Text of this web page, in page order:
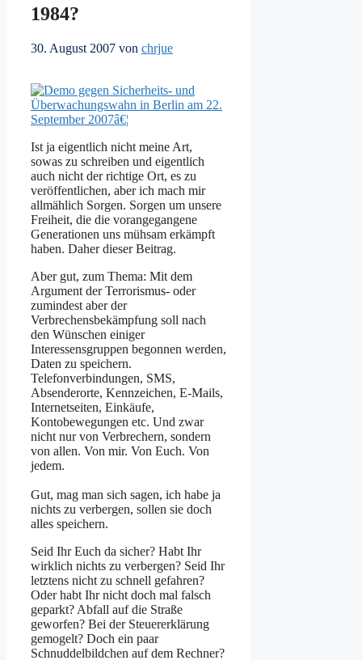
1984?
30. August 2007 von chrjue
Ist ja eigentlich nicht meine Art,
sowas zu schreiben und eigentlich
auch nicht der richtige Ort, es zu
veröffentlichen, aber ich mach mir
allmählich Sorgen. Sorgen um unsere
Freiheit, die die vorangegangene
Generationen uns mühsam erkämpft
haben. Daher dieser Beitrag.
Aber gut, zum Thema: Mit dem
Argument der Terrorismus- oder
zumindest aber der
Verbrechensbekämpfung soll nach
den Wünschen einiger
Interessensgruppen begonnen werden,
Daten zu speichern.
Telefonverbindungen, SMS,
Absenderorte, Kennzeichen, E-Mails,
Internetseiten, Einkäufe,
Kontobewegungen etc. Und zwar
nicht nur von Verbrechern, sondern
von allen. Von mir. Von Euch. Von
jedem.
Gut, mag man sich sagen, ich habe ja
nichts zu verbergen, sollen sie doch
alles speichern.
Seid Ihr Euch da sicher? Habt Ihr
wirklich nichts zu verbergen? Seid Ihr
letztens nicht zu schnell gefahren?
Oder habt Ihr nicht doch mal falsch
geparkt? Abfall auf die Straße
geworfen? Bei der Steuererklärung
gemogelt? Doch ein paar
Schnuddelbildchen auf dem Rechner?